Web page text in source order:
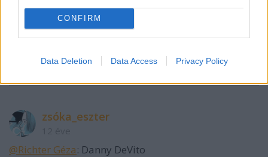
CONFIRM
Data Deletion Data Access Privacy Policy
12 éve
@Richter Géza: igen, a before-nak van, de az after-
(nem lövöm le mi a before/after)
zsóka_eszter
@Richter Géza: Danny DeVito